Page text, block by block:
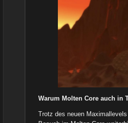
Warum Molten Core auch in
Trotz des neuen